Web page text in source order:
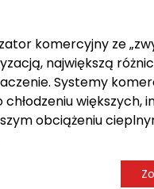
komercyjny ze
największą
Systemy
większych,
obciążeniu